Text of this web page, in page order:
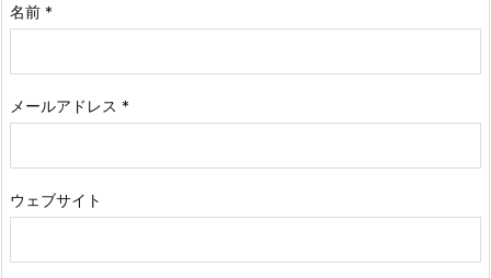
名前 *
メールアドレス *
ウェブサイト